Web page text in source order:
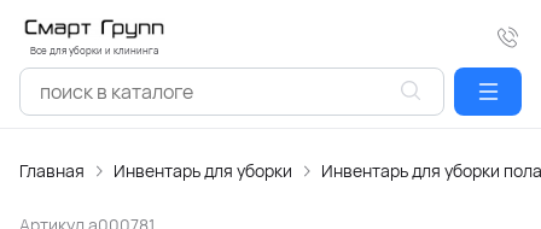
Все для уборки и клининга
Главная Инвентарь для уборки Инвентарь для уборки пола